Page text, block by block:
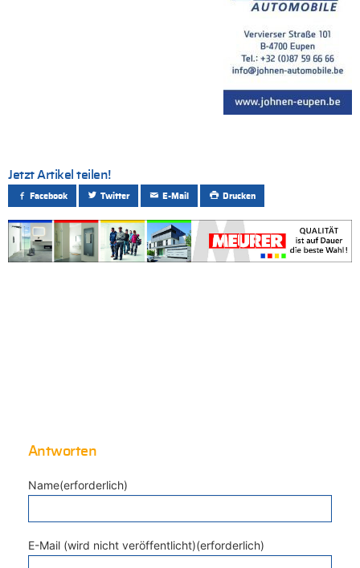
Jetzt Artikel teilen!
Facebook Twitter E-Mail Drucken
Antworten
Name(erforderlich)
E-Mail (wird nicht veröffentlicht)(erforderlich)